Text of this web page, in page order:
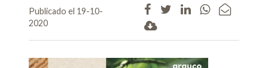
Publicado el 19-10-
2020